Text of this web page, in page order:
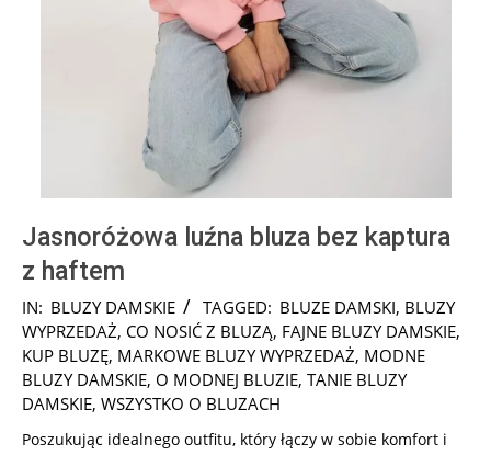
Jasnoróżowa luźna bluza bez kaptura
z haftem
2024-
08-
08
IN: BLUZY DAMSKIE TAGGED: BLUZE DAMSKI, BLUZY
WYPRZEDAŻ, CO NOSIĆ Z BLUZĄ, FAJNE BLUZY DAMSKIE,
KUP BLUZĘ, MARKOWE BLUZY WYPRZEDAŻ, MODNE
BLUZY DAMSKIE, O MODNEJ BLUZIE, TANIE BLUZY
DAMSKIE, WSZYSTKO O BLUZACH
Poszukując idealnego outfitu, który łączy w sobie komfort i